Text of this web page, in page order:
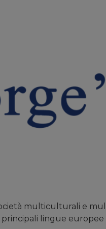
multiculturali e
lingue europee